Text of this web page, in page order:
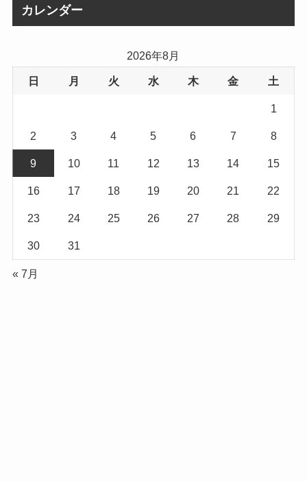
カレンダー
2026年8月
日 月 火 水 木 金 土
1
2 3 4 5 6 7 8
9 10 11 12 13 14 15
16 17 18 19 20 21 22
23 24 25 26 27 28 29
30 31
« 7月